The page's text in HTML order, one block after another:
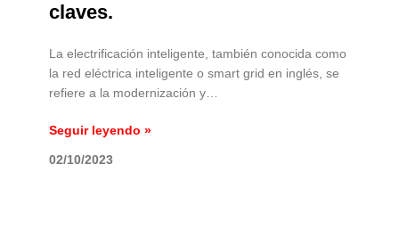
claves.
La electrificación inteligente, también conocida como
la red eléctrica inteligente o smart grid en inglés, se
refiere a la modernización y…
Seguir leyendo »
02/10/2023